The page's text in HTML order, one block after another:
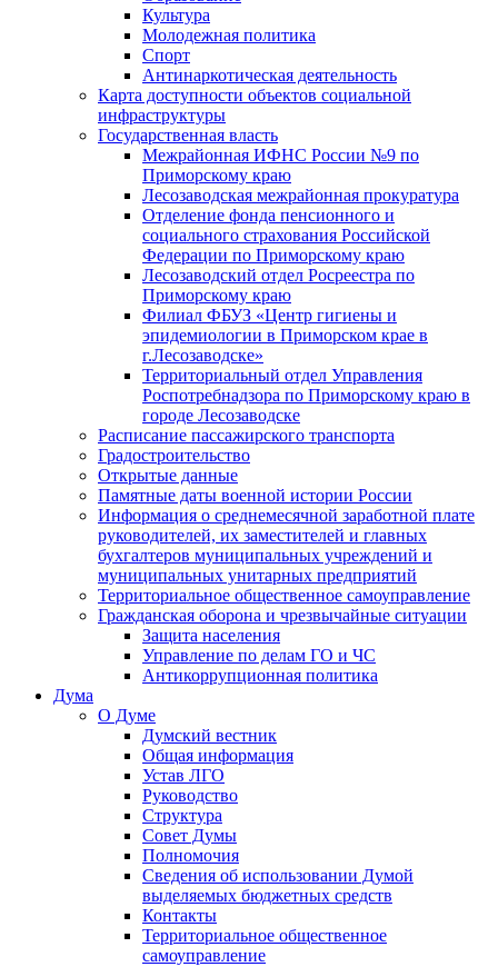
Культура
Молодежная политика
Спорт
Антинаркотическая деятельность
Карта доступности объектов социальной
инфраструктуры
Государственная власть
Межрайонная ИФНС России №9 по
Приморскому краю
Лесозаводская межрайонная прокуратура
Отделение фонда пенсионного и
социального страхования Российской
Федерации по Приморскому краю
Лесозаводский отдел Росреестра по
Приморскому краю
Филиал ФБУЗ «Центр гигиены и
эпидемиологии в Приморском крае в
г.Лесозаводске»
Территориальный отдел Управления
Роспотребнадзора по Приморскому краю в
городе Лесозаводске
Расписание пассажирского транспорта
Градостроительство
Открытые данные
Памятные даты военной истории России
Информация о среднемесячной заработной плате
руководителей, их заместителей и главных
бухгалтеров муниципальных учреждений и
муниципальных унитарных предприятий
Территориальное общественное самоуправление
Гражданская оборона и чрезвычайные ситуации
Защита населения
Управление по делам ГО и ЧС
Антикоррупционная политика
Дума
О Думе
Думский вестник
Общая информация
Устав ЛГО
Руководство
Структура
Совет Думы
Полномочия
Сведения об использовании Думой
выделяемых бюджетных средств
Контакты
Территориальное общественное
самоуправление